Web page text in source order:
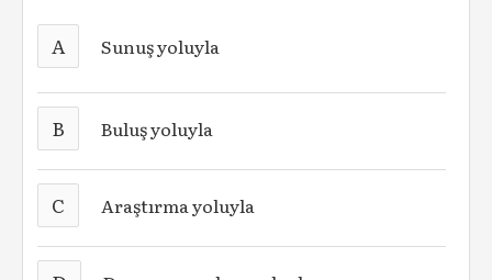
A Sunuş yoluyla
B Buluş yoluyla
C Araştırma yoluyla